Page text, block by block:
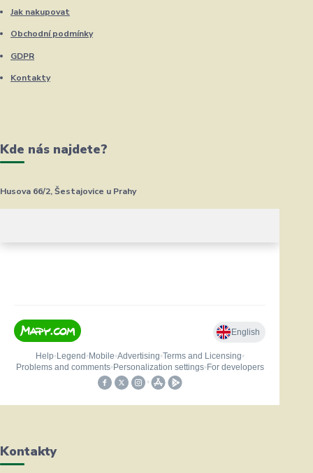
Jak nakupovat
Obchodní podmínky
GDPR
Kontakty
Kde nás najdete?
Husova 66/2, Šestajovice u Prahy
Kontakty